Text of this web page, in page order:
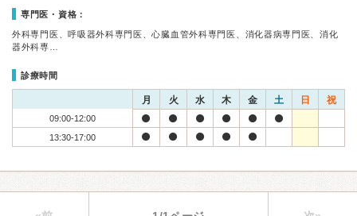
専門医・資格：
外科専門医、呼吸器外科専門医、心臓血管外科専門医、消化器病専門医、消化
器外科専…
診療時間
月 火 水 木 金 土 日 祝
09:00-12:00
13:30-17:00